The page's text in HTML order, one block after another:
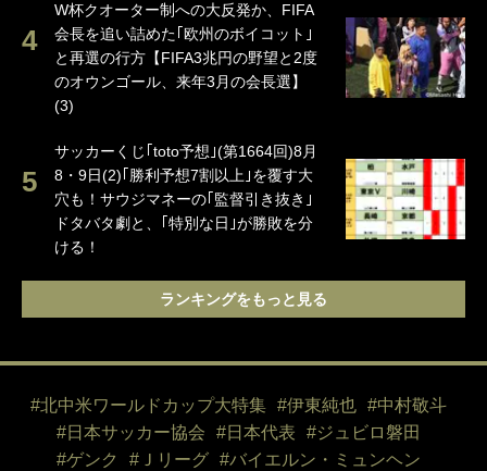
W杯クオーター制への大反発か、FIFA
会長を追い詰めた｢欧州のボイコット｣
と再選の行方【FIFA3兆円の野望と2度
のオウンゴール、来年3月の会長選】
(3)
サッカーくじ｢toto予想｣(第1664回)8月
8・9日(2)｢勝利予想7割以上｣を覆す大
穴も！サウジマネーの｢監督引き抜き｣
ドタバタ劇と、｢特別な日｣が勝敗を分
ける！
ランキングをもっと見る
#北中米ワールドカップ大特集 #伊東純也
#中村敬斗
#日本サッカー協会
#日本代表
#ジュビロ磐田
#ゲンク
#Ｊリーグ
#バイエルン・ミュンヘン